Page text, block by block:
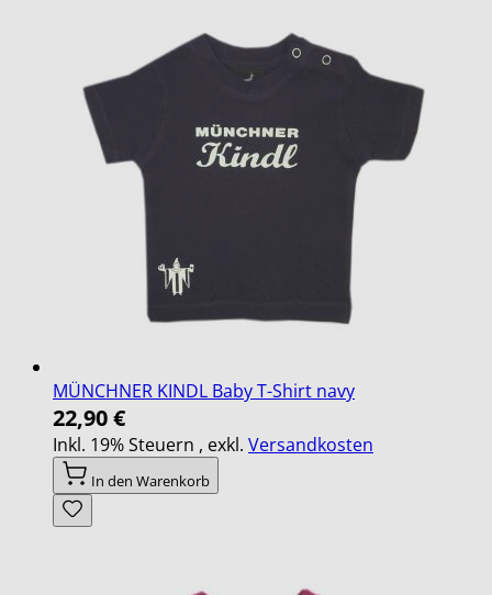
MÜNCHNER KINDL Baby T-Shirt navy
22,90 €
Inkl. 19% Steuern , exkl. Versandkosten
In den Warenkorb